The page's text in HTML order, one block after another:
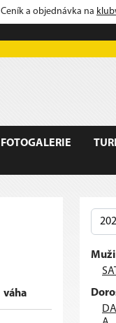
Ceník a objednávka na
FOTOGALERIE
váha
Muži